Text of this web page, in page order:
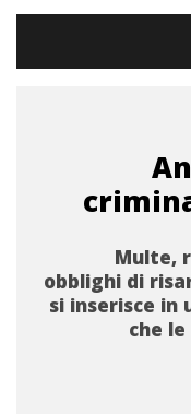
Multe,
obblighi di
si inserisce in
che